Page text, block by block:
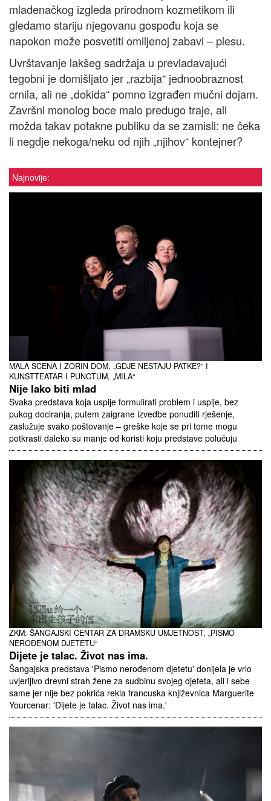
mladenačkog izgleda prirodnom kozmetikom ili
gledamo stariju njegovanu gospođu koja se
napokon može posvetiti omiljenoj zabavi – plesu.
Uvrštavanje lakšeg sadržaja u prevladavajući
tegobni je domišljato jer „razbija“ jednoobraznost
crnila, ali ne „dokida“ pomno izgrađen mučni dojam.
Završni monolog boce malo predugo traje, ali
možda takav potakne publiku da se zamisli: ne čeka
li negdje nekoga/neku od njih „njihov“ kontejner?
Najnovije:
MALA SCENA I ZORIN DOM, „GDJE NESTAJU PATKE?“ I
KUNSTTEATAR I PUNCTUM, „MILA“
Nije lako biti mlad
Svaka predstava koja uspije formulirati problem i uspije, bez
pukog dociranja, putem zaigrane izvedbe ponuditi rješenje,
zaslužuje svako poštovanje – greške koje se pri tome mogu
potkrasti daleko su manje od koristi koju predstave polučuju
ZKM: ŠANGAJSKI CENTAR ZA DRAMSKU UMJETNOST, „PISMO
NEROĐENOM DJETETU“
Dijete je talac. Život nas ima.
Šangajska predstava 'Pismo nerođenom djetetu' donijela je vrlo
uvjerljivo drevni strah žene za sudbinu svojeg djeteta, ali i sebe
same jer nije bez pokrića rekla francuska književnica Marguerite
Yourcenar: 'Dijete je talac. Život nas ima.'